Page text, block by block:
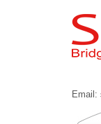
Email: